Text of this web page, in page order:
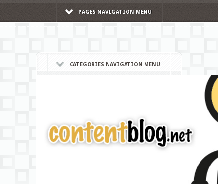
PAGES NAVIGATION MENU
CATEGORIES NAVIGATION MENU